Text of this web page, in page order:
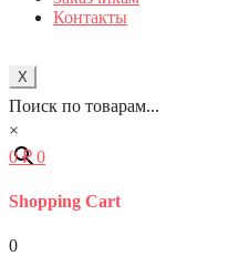
Контакты
X
Поиск по товарам...
×
0₽ 0
Shopping Cart
0